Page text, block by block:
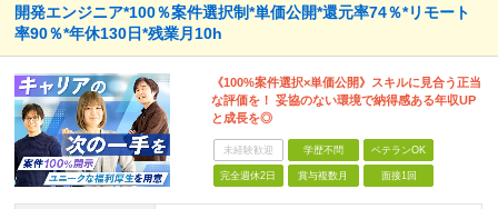
開発エンジニア*100％案件選択制*単価公開*還元率74％*リモート
率90％*年休130日*残業月10h
《100%案件選択×単価公開》スキルに見合う正当
な評価を！ 妥協のない環境で納得感ある年収UP
と成長を◎
未経験歓迎 学歴不問 ベテランOK
完全週休2日 賞与複数月 面接1回